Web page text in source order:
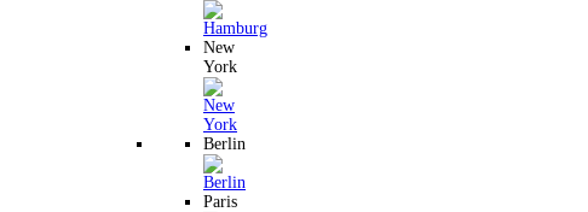
New
York
Berlin
Paris